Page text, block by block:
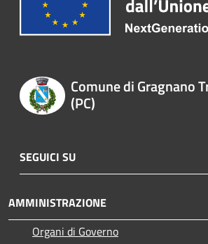
Comune di Gragnano
(PC)
SEGUICI SU
AMMINISTRAZIONE
Organi di Governo